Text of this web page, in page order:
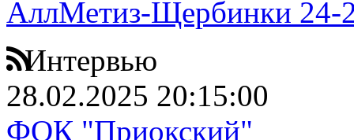
АллМетиз-Щербинки 24-
Интервью
28.02.2025 20:15:00
ФОК "Приокский"